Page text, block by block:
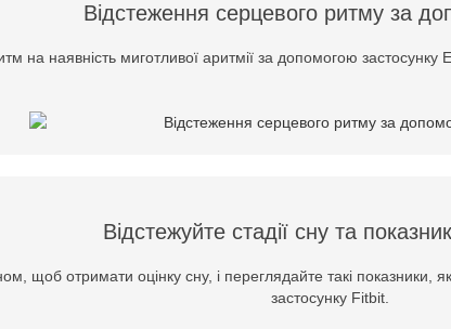
Відстеження серцевого ритму за
на наявність миготливої аритмії за допомогою застосунку
Відстежуйте стадії сну та
щоб отримати оцінку сну, і переглядайте такі показники,
застосунку Fitbit.